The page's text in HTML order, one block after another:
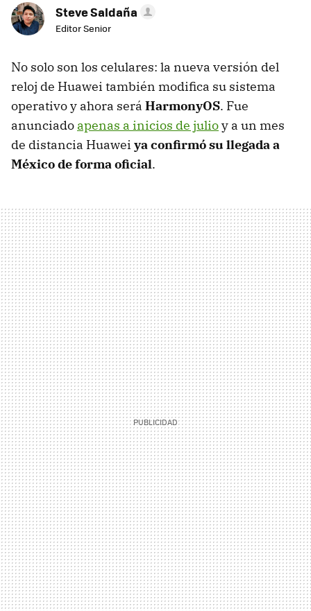
Steve Saldaña
Editor Senior
No solo son los celulares: la nueva versión del
reloj de Huawei también modifica su sistema
operativo y ahora será HarmonyOS. Fue
anunciado apenas a inicios de julioy a un mes
de distancia Huawei ya confirmó su llegada a
México de forma oficial.